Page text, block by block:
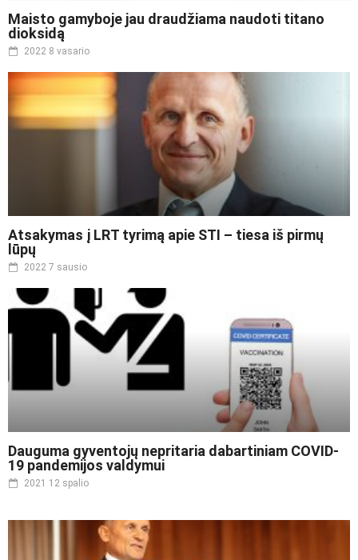
Maisto gamyboje jau draudžiama naudoti titano
dioksidą
2022 8 vasario
Atsakymas į LRT tyrimą apie STI – tiesa iš pirmų
lūpų
2022 7 sausio
Dauguma gyventojų nepritaria dabartiniam COVID-
19 pandemijos valdymui
2021 12 spalio